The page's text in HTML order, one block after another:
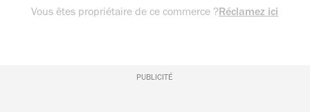
Vous êtes propriétaire de ce commerce ?Réclamez ici
PUBLICITÉ